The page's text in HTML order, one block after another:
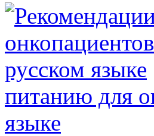
питанию для
языке